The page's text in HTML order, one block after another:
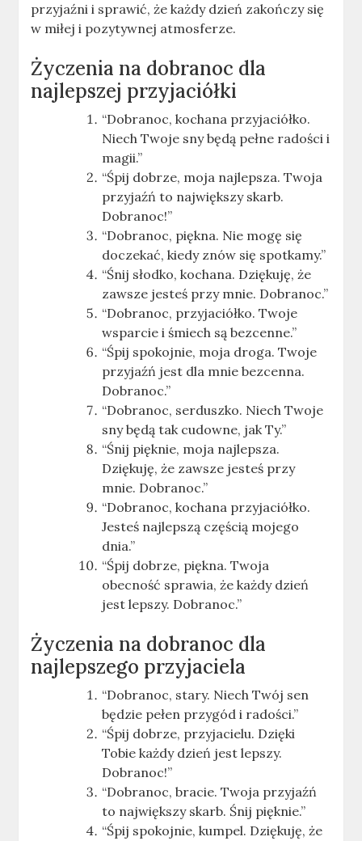
przyjaźni i sprawić, że każdy dzień zakończy się
w miłej i pozytywnej atmosferze.
Życzenia na dobranoc dla
najlepszej przyjaciółki
“Dobranoc, kochana przyjaciółko.
Niech Twoje sny będą pełne radości i
magii.”
“Śpij dobrze, moja najlepsza. Twoja
przyjaźń to największy skarb.
Dobranoc!”
“Dobranoc, piękna. Nie mogę się
doczekać, kiedy znów się spotkamy.”
“Śnij słodko, kochana. Dziękuję, że
zawsze jesteś przy mnie. Dobranoc.”
“Dobranoc, przyjaciółko. Twoje
wsparcie i śmiech są bezcenne.”
“Śpij spokojnie, moja droga. Twoje
przyjaźń jest dla mnie bezcenna.
Dobranoc.”
“Dobranoc, serduszko. Niech Twoje
sny będą tak cudowne, jak Ty.”
“Śnij pięknie, moja najlepsza.
Dziękuję, że zawsze jesteś przy
mnie. Dobranoc.”
“Dobranoc, kochana przyjaciółko.
Jesteś najlepszą częścią mojego
dnia.”
“Śpij dobrze, piękna. Twoja
obecność sprawia, że każdy dzień
jest lepszy. Dobranoc.”
Życzenia na dobranoc dla
najlepszego przyjaciela
“Dobranoc, stary. Niech Twój sen
będzie pełen przygód i radości.”
“Śpij dobrze, przyjacielu. Dzięki
Tobie każdy dzień jest lepszy.
Dobranoc!”
“Dobranoc, bracie. Twoja przyjaźń
to największy skarb. Śnij pięknie.”
“Śpij spokojnie, kumpel. Dziękuję, że